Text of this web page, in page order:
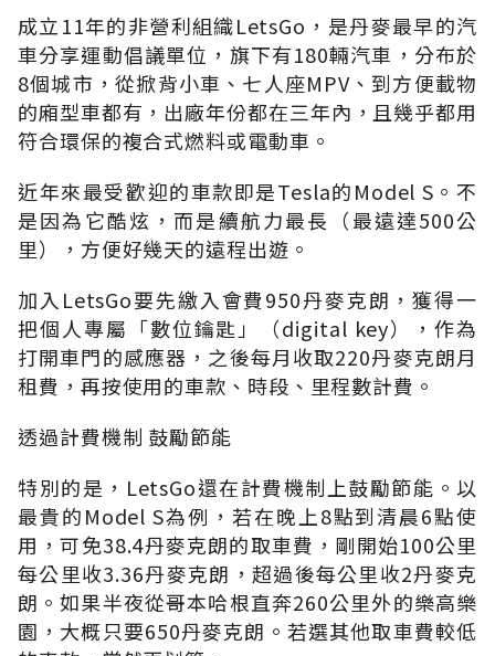
成立11年的非營利組織LetsGo，是丹麥最早的汽
車分享運動倡議單位，旗下有180輛汽車，分布於
8個城市，從掀背小車、七人座MPV、到方便載物
的廂型車都有，出廠年份都在三年內，且幾乎都用
符合環保的複合式燃料或電動車。
近年來最受歡迎的車款即是Tesla的Model S。不
是因為它酷炫，而是續航力最長（最遠達500公
里），方便好幾天的遠程出遊。
加入LetsGo要先繳入會費950丹麥克朗，獲得一
把個人專屬「數位鑰匙」（digital key），作為
打開車門的感應器，之後每月收取220丹麥克朗月
租費，再按使用的車款、時段、里程數計費。
透過計費機制 鼓勵節能
特別的是，LetsGo還在計費機制上鼓勵節能。以
最貴的Model S為例，若在晚上8點到清晨6點使
用，可免38.4丹麥克朗的取車費，剛開始100公里
每公里收3.36丹麥克朗，超過後每公里收2丹麥克
朗。如果半夜從哥本哈根直奔260公里外的樂高樂
園，大概只要650丹麥克朗。若選其他取車費較低